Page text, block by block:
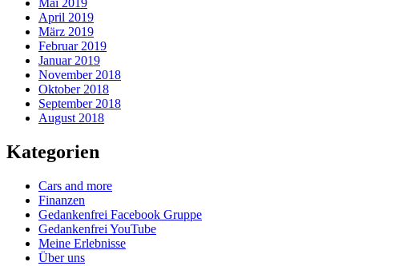
Mai 2019
April 2019
März 2019
Februar 2019
Januar 2019
November 2018
Oktober 2018
September 2018
August 2018
Kategorien
Cars and more
Finanzen
Gedankenfrei Facebook Gruppe
Gedankenfrei YouTube
Meine Erlebnisse
Über uns